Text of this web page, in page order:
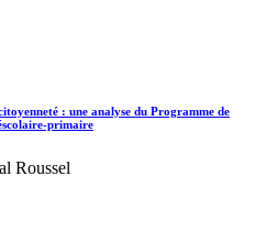
: une analyse du Programme de
primaire
Roussel